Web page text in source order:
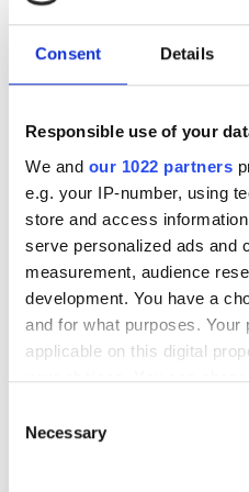
Consent Details
Responsible use of your
We and our 1022 partners
e.g. your IP-number, using
store and access
serve personalized ads and
measurement, audience
development. You have a
and for what purposes.
applicable on this digital
Privacy trigger icon.
Selection
Necessary
Αιμοκάθαρση HD €150
NZOZ Diaverum w